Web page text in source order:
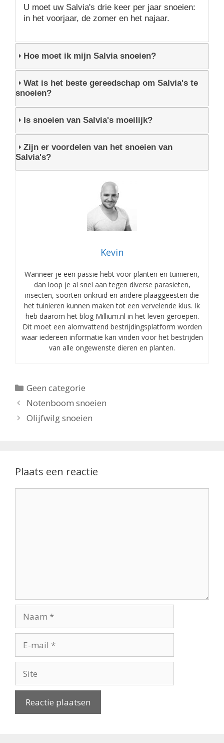
U moet uw Salvia's drie keer per jaar snoeien:
in het voorjaar, de zomer en het najaar.
Hoe moet ik mijn Salvia snoeien?
Wat is het beste gereedschap om Salvia's te
snoeien?
Is snoeien van Salvia's moeilijk?
Zijn er voordelen van het snoeien van
Salvia's?
Kevin
Wanneer je een passie hebt voor planten en tuinieren,
dan loop je al snel aan tegen diverse parasieten,
insecten, soorten onkruid en andere plaaggeesten die
het tuinieren kunnen maken tot een vervelende klus. Ik
heb daarom het blog Millium.nl in het leven geroepen.
Dit moet een alomvattend bestrijdingsplatform worden
waar iedereen informatie kan vinden voor het bestrijden
van alle ongewenste dieren en planten.
Categorieën
Geen categorie
Notenboom snoeien
Olijfwilg snoeien
Plaats een reactie
mail